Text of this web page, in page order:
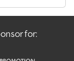
for: